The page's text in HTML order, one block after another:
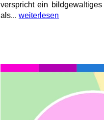
verspricht ein
als... weiterlesen